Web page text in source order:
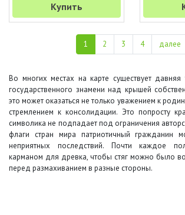
Купить
1 2 3 4 далее
Во многих местах на карте существует давняя
государственного знамени над крышей
это может оказаться не только уважением к
стремлением к консолидации. Это попросту
символика не подпадает под ограничения
флаги стран мира патриотичный гражданин
неприятных последствий. Почти каждое
карманом для древка, чтобы стяг можно было
перед размахиванием в разные стороны.